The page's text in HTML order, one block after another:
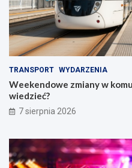
TRANSPORT WYDARZENIA
Weekendowe zmiany w
wiedzieć?
7 sierpnia 2026